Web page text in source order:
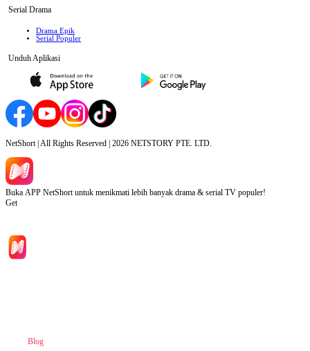
Serial Drama
Drama Epik
Serial Populer
Unduh Aplikasi
NetShort | All Rights Reserved | 2026 NETSTORY PTE. LTD.
Buka APP NetShort untuk menikmati lebih banyak drama & serial TV populer!
Get
Blog